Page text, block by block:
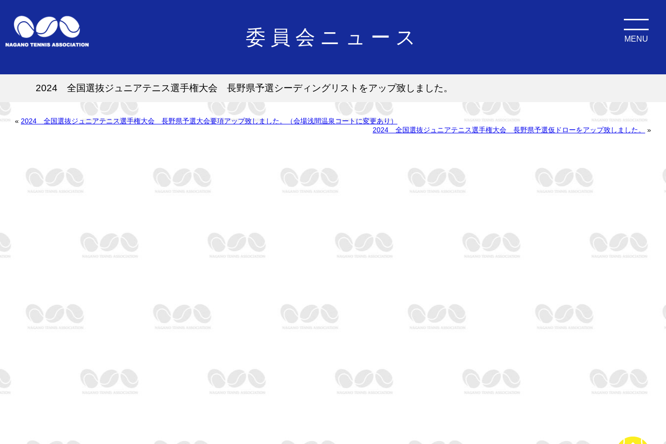
委員会ニュース MENU
2024 全国選抜ジュニアテニス選手権大会 長野県予選シーディングリストをアップ致しました。
« 2024 全国選抜ジュニアテニス選手権大会 長野県予選大会要項アップ致しました。（会場浅間温泉コートに変更あり）
2024 全国選抜ジュニアテニス選手権大会 長野県予選仮ドローをアップ致しました。
»